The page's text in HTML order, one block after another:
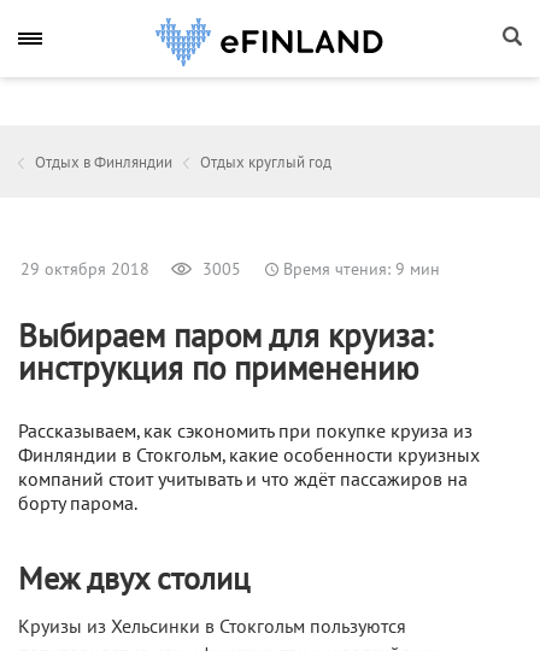
Отдых в Финляндии Отдых круглый год
29 октября 2018 3005 Время чтения: 9 мин
Выбираем паром для круиза:
инструкция по применению
Рассказываем, как сэкономить при покупке круиза из
Финляндии в Стокгольм, какие особенности круизных
компаний стоит учитывать и что ждёт пассажиров на
борту парома.
Меж двух столиц
Круизы из Хельсинки в Стокгольм пользуются